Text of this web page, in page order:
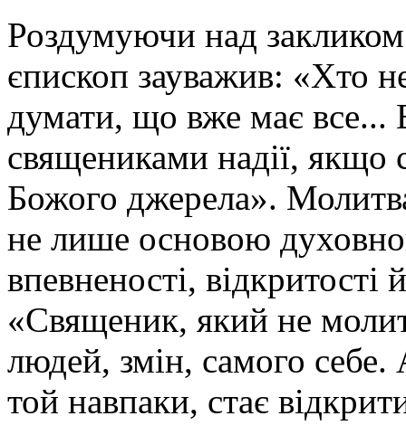
Роздумуючи над
єпископ зауважив: «Хто
думати, що вже має все...
священиками надії, якщо
Божого джерела».
не лише основою
впевненості, відкритості
«Священик, який не
людей, змін, самого себе.
той навпаки, стає